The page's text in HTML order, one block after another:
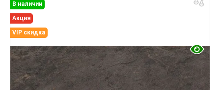
В наличии
Акция
VIP скидка